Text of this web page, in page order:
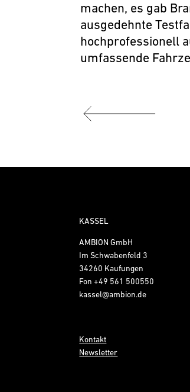
machen, es gab
ausgedehnte
hochprofessionell
umfassende
KASSEL
AMBION GmbH
Im Schwabenfeld 3
34260 Kaufungen
Fon+49 561 500550
kassel@ambion.de
Kontakt
Newsletter